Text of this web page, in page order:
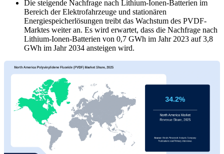
Die steigende Nachfrage nach Lithium-Ionen-Batterien im
Bereich der Elektrofahrzeuge und stationären
Energiespeicherlösungen treibt das Wachstum des PVDF-
Marktes weiter an. Es wird erwartet, dass die Nachfrage nach
Lithium-Ionen-Batterien von 0,7 GWh im Jahr 2023 auf 3,8
GWh im Jahr 2034 ansteigen wird.